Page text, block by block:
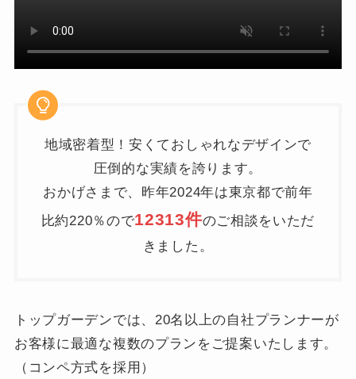
地域密着型！安くておしゃれなデザインで
圧倒的な実績を誇ります。
おかげさまで、昨年2024年は東京都で前年
比約220％ので12313件のご相談をいただ
きました。
トップガーデンでは、20名以上の自社プランナーが
お客様に最適な複数のプランをご提案いたします。
（コンペ方式を採用）